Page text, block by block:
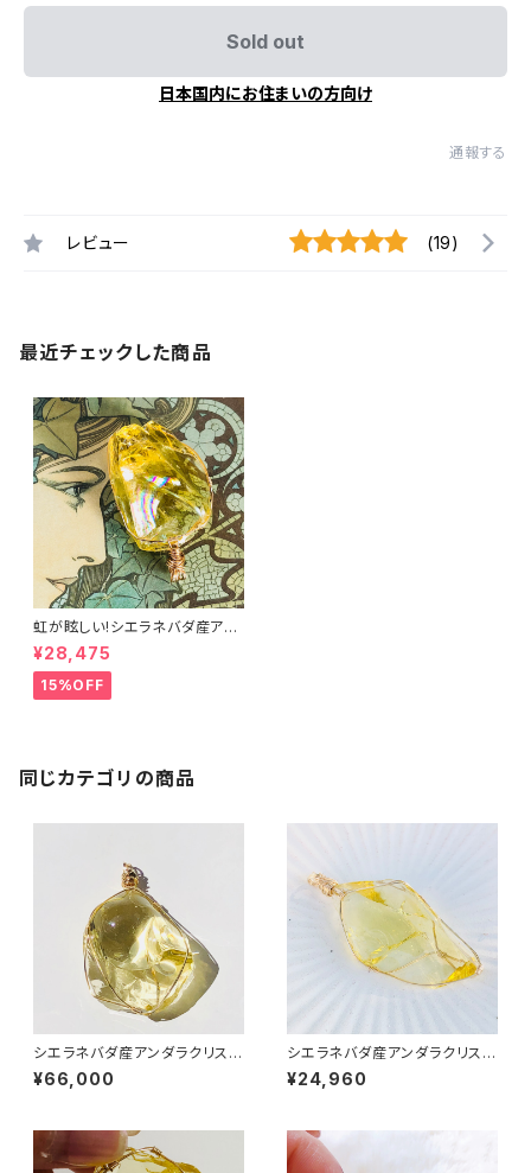
Sold out
日本国内にお住まいの方向け
通報する
レビュー (19)
最近チェックした商品
虹が眩しい!シエラネバダ産アン
ダラクリスタル★宝石質～Gem
Solaris～【世界で1つだけのア
ンダラペンダントトップ】セドナ・
ベルロックエネルギーチャージ
¥28,475
15%OFF
同じカテゴリの商品
シエラネバダ産アンダラクリスタ
ル★宝石質～Gem Solaris～
【世界で1つだけのアンダラペン
¥66,000
シエラネバダ産アンダラクリスタ
ル ★宝石質～Gem Solaris～
【世界で1つだけのアンダラペン
¥24,960